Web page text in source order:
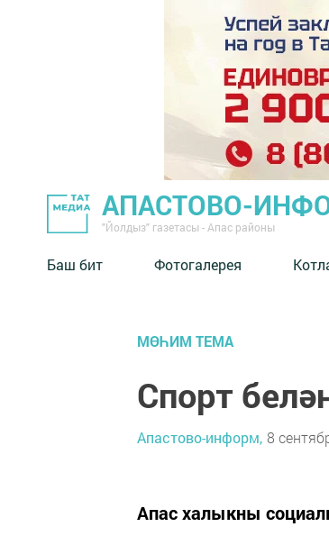
АПАСТОВО-
"Йолдыз" газетасы - Апас районы
Баш бит Фотогалерея
МӨҺИМ ТЕМА
Спорт
Апастово-информ, 8
Апас халыкны